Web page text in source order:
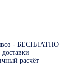
- БЕСПЛАТНО
расчёт